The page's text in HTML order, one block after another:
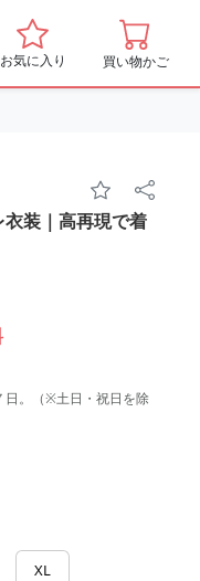
お気に入り 買い物かご
装｜高再現で着
日。（※土日・祝日を除
XL